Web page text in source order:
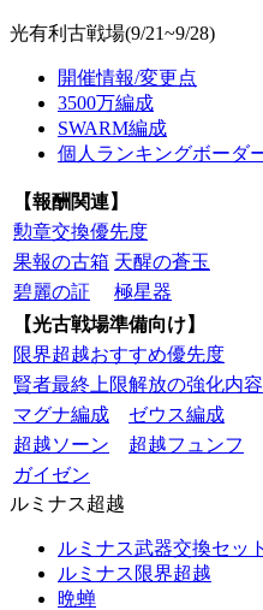
光有利古戦場(9/21~9/28)
開催情報/変更点
3500万編成
SWARM編成
個人ランキングボーダ
【報酬関連】
勲章交換優先度
果報の古箱 天醒の蒼玉
碧麗の証
極星器
【光古戦場準備向け】
限界超越おすすめ優先度
賢者最終上限解放の強化内容
マグナ編成
ゼウス編成
超越ソーン
超越フュンフ
ガイゼン
ルミナス超越
ルミナス武器交換セット
ルミナス限界超越
晩蝉